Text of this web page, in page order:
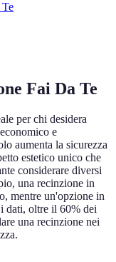
Fai Da Te
per chi desidera
e
aumenta la sicurezza
estetico unico che
considerare diversi
una recinzione in
mentre un'opzione in
dati, oltre il 60% dei
una recinzione nei